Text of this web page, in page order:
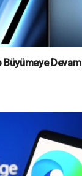
Büyümeye Devam